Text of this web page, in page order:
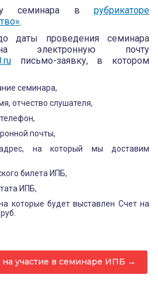
семинара в рубрикаторе
.
даты проведения семинара
электронную почту
письмо-заявку, в котором
семинара,
отчество слушателя,
почты,
на который мы доставим
билета ИПБ,
ИПБ,
которые будет выставлен Счет на
на участие в семинаре ИПБ →